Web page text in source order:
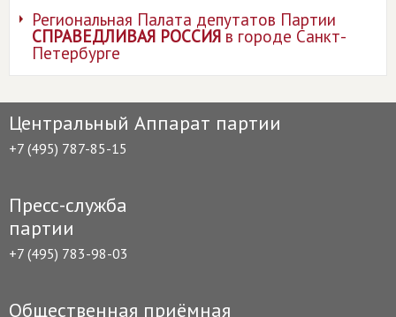
Региональная Палата депутатов Партии
СПРАВЕДЛИВАЯ РОССИЯв городе Санкт-
Петербурге
Центральный Аппарат партии
+7 (495) 787-85-15
Пресс-служба
партии
+7 (495) 783-98-03
Общественная приёмная